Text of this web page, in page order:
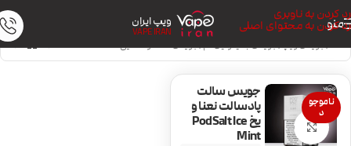
رد کردن به ناوبری
رد کردن به محتوای اصلی
منو ویپ ایران
VAPE IRAN
خانه/جویس ویپ/جویس با نیکوتین کم/جویس خنک و نعنایی
ناموجو
د
بزرگنمایی تصویر
جویس سالت
پادسالت نعنا و
یخ PodSalt Ice
Mint